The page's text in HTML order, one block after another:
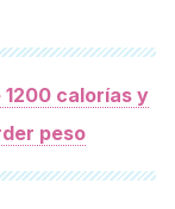
1200 calorías y
peso